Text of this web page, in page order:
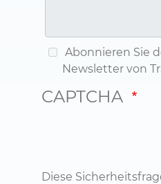
Abonnieren Sie
Newsletter von
CAPTCHA
Diese